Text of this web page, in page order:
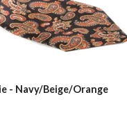
- Navy/Beige/Orange